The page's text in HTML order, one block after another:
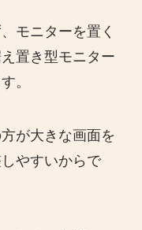
モニターを置く
置き型モニター
。
が大きな画面を
やすいからで